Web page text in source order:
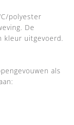
polyester
De
kleur uitgevoerd.
als